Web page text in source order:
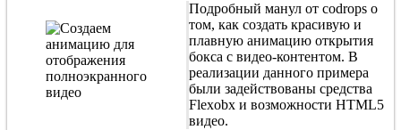
Подробный манул от codrops о
том, как создать красивую и
плавную анимацию открытия
бокса с видео-контентом. В
реализации данного примера
были задействованы средства
Flexobx и возможности HTML5
видео.